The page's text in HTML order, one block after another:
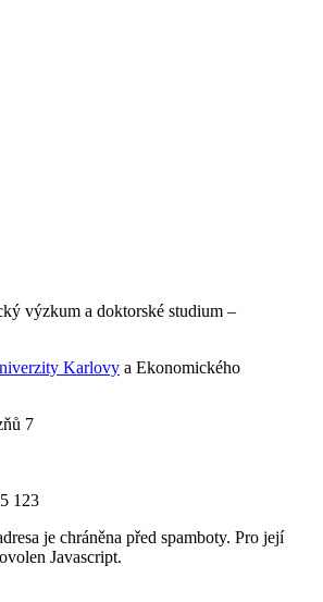
výzkum a doktorské studium –
Karlovy a Ekonomického
7
123
je chráněna před spamboty. Pro její
Javascript.